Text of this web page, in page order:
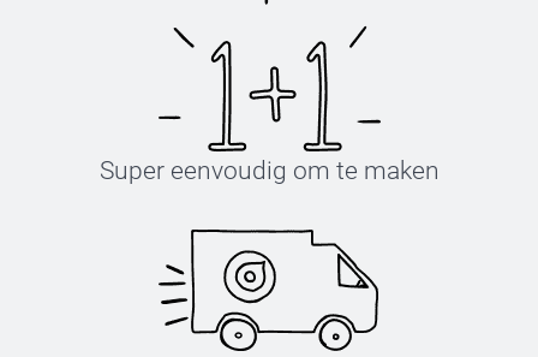
Super eenvoudig om te maken